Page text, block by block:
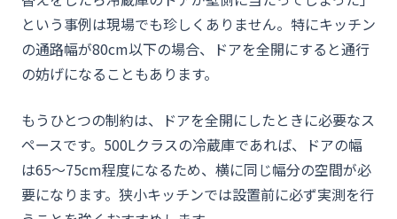
という事例は現場でも珍しくありません。特にキッチン
の通路幅が80cm以下の場合、ドアを全開にすると通行
の妨げになることもあります。
もうひとつの制約は、ドアを全開にしたときに必要なス
ペースです。500Lクラスの冷蔵庫であれば、ドアの幅
は65〜75cm程度になるため、横に同じ幅分の空間が必
要になります。狭小キッチンでは設置前に必ず実測を行